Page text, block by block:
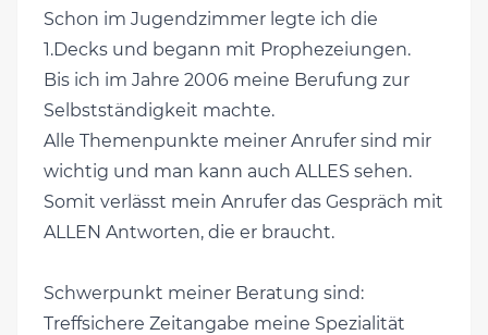
Schon im Jugendzimmer legte ich die
1.Decks und begann mit Prophezeiungen.
Bis ich im Jahre 2006 meine Berufung zur
Selbstständigkeit machte.
Alle Themenpunkte meiner Anrufer sind mir
wichtig und man kann auch ALLES sehen.
Somit verlässt mein Anrufer das Gespräch mit
ALLEN Antworten, die er braucht.
Schwerpunkt meiner Beratung sind:
Treffsichere Zeitangabe meine Spezialität